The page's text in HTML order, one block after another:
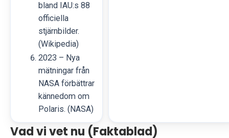
bland IAU:s 88
officiella
stjärnbilder.
(Wikipedia)
2023 – Nya
mätningar från
NASA förbättrar
kännedom om
Polaris. (NASA)
Vad vi vet nu (Faktablad)